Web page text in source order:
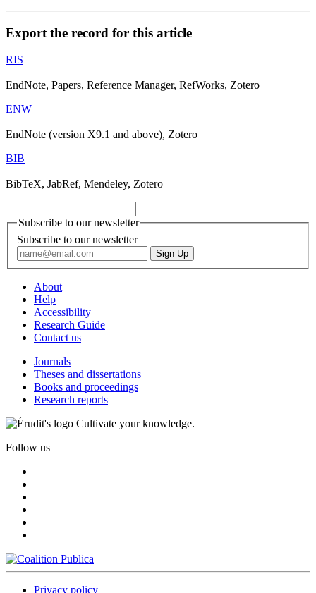
Export the record for this article
RIS
EndNote, Papers, Reference Manager, RefWorks, Zotero
ENW
EndNote (version X9.1 and above), Zotero
BIB
BibTeX, JabRef, Mendeley, Zotero
Subscribe to our newsletter
Subscribe to our newsletter
About
Help
Accessibility
Research Guide
Contact us
Journals
Theses and dissertations
Books and proceedings
Research reports
Cultivate your knowledge.
Follow us
Privacy policy